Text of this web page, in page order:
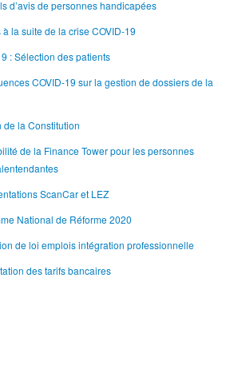
d’avis de personnes handicapées
la suite de la crise COVID-19
: Sélection des patients
COVID-19 sur la gestion de dossiers de la
de la Constitution
de la Finance Tower pour les personnes
ScanCar et LEZ
National de Réforme 2020
de loi emplois intégration professionnelle
des tarifs bancaires